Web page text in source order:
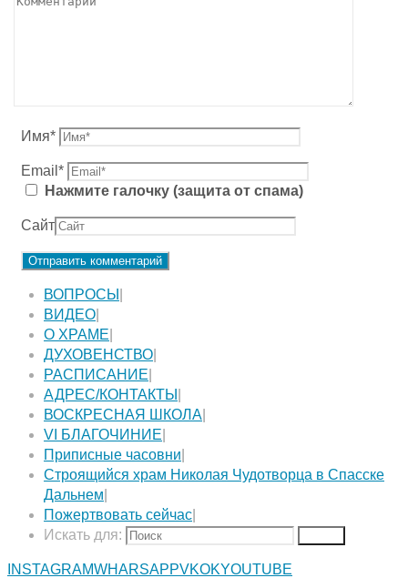
Имя*
Email*
Нажмите галочку (защита от спама)
Сайт
ВОПРОСЫ
ВИДЕО
О ХРАМЕ
ДУХОВЕНСТВО
РАСПИСАНИЕ
АДРЕС/КОНТАКТЫ
ВОСКРЕСНАЯ ШКОЛА
VI БЛАГОЧИНИЕ
Приписные часовни
Строящийся храм Николая Чудотворца в Спасске
Дальнем
Пожертвовать сейчас
Искать для:
INSTAGRAMWHARSAPPVKOKYOUTUBE